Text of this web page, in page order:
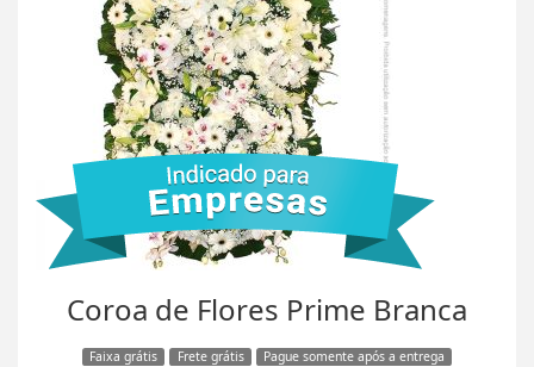
Coroa de Flores Prime Branca
Faixa grátis Frete grátis Pague somente após a entrega